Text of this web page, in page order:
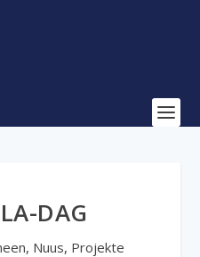
DAG
, Nuus, Projekte